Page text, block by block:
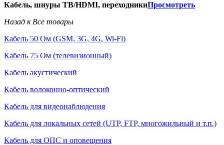
Кабель, шнуры ТВ/HDMI, переходникиПросмотреть
Назад к Все товары
Кабель 50 Ом (GSM, 3G, 4G, Wi-Fi)
Кабель 75 Ом (телевизионный)
Кабель акустический
Кабель волоконно-оптический
Кабель для видеонаблюдения
Кабель для локальных сетей (UTP, FTP, многожильный и т.п.)
Кабель для ОПС и оповещения